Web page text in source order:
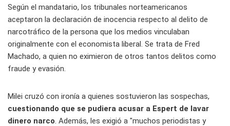
Según el mandatario, los tribunales norteamericanos
aceptaron la declaración de inocencia respecto al delito de
narcotráfico de la persona que los medios vinculaban
originalmente con el economista liberal. Se trata de Fred
Machado, a quien no eximieron de otros tantos delitos como
fraude y evasión.
Milei cruzó con ironía a quienes sostuvieron las sospechas,
cuestionando que se pudiera acusar a Espert de lavar
dinero narco . Además, les exigió a "muchos periodistas y